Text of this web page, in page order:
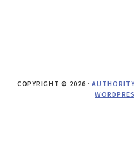
COPYRIGHT © 2026 ·